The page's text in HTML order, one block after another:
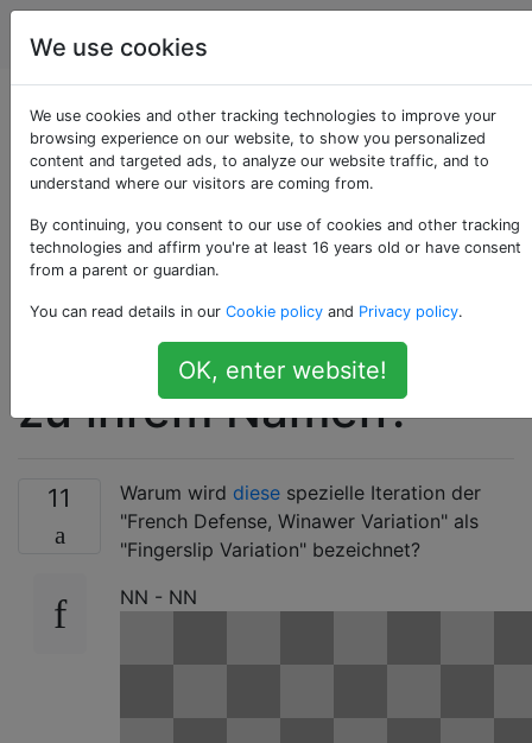
Schach
Wie kommt die
"Französische
Verteidigung,
Winawer Variation,
Fingerslip Variation"
zu ihrem Namen?
11 Warum wird diese spezielle Iteration der
"French Defense, Winawer Variation" als
"Fingerslip Variation" bezeichnet?
NN - NN
We use cookies
We use cookies and other tracking technologies to improve your
browsing experience on our website, to show you personalized
content and targeted ads, to analyze our website traffic, and to
understand where our visitors are coming from.
By continuing, you consent to our use of cookies and other tracking
technologies and affirm you're at least 16 years old or have consent
from a parent or guardian.
You can read details in our Cookie policy and Privacy policy.
OK, enter website!